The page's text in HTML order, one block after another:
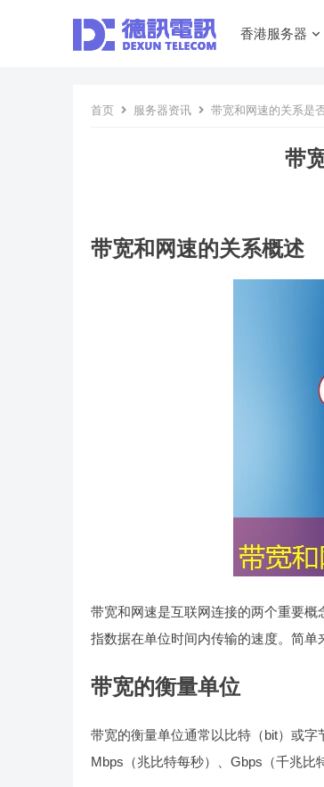
香港服务器
首页 服务器资讯 带宽和网速的关系是
带
带宽和网速的关系概述
带宽和网速是互联网连接的两个重要
指数据在单位时间内传输的速度。简单
带宽的衡量单位
带宽的衡量单位通常以比特（bit）或字
Mbps（兆比特每秒）、Gbps（千兆比